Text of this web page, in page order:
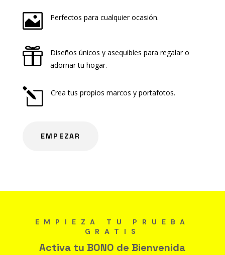
 Perfectos para cualquier ocasión.

Diseños únicos y asequibles para regalar o
adornar tu hogar.
l Crea tus propios marcos y portafotos.
EMPEZAR
EMPIEZA TU PRUEBA
GRATIS
Activa tu BONO de Bienvenida